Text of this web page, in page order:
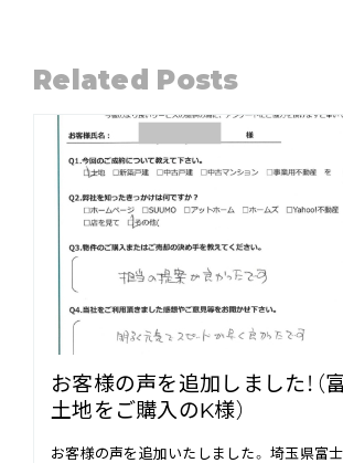
Related Posts
お客様の声を追加しました！（
土地をご購入のK様）
お客様の声を追加いたしました。 埼玉県富